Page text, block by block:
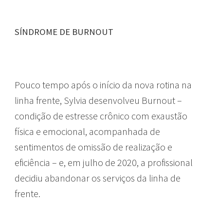
SÍNDROME DE BURNOUT
Pouco tempo após o início da nova rotina na
linha frente, Sylvia desenvolveu Burnout –
condição de estresse crônico com exaustão
física e emocional, acompanhada de
sentimentos de omissão de realização e
eficiência – e, em julho de 2020, a profissional
decidiu abandonar os serviços da linha de
frente.